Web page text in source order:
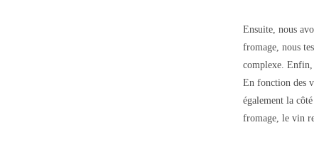
Ensuite, nous
fromage, nous
complexe. Enfin,
En fonction des
également la
fromage, le vin